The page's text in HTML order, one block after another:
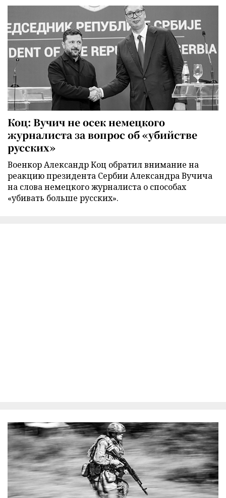
Коц: Вучич не осек немецкого
журналиста за вопрос об «убийстве
русских»
Военкор Александр Коц обратил внимание на
реакцию президента Сербии Александра Вучича
на слова немецкого журналиста о способах
«убивать больше русских».